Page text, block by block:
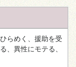
らめく、援助を受
、異性にモテる、